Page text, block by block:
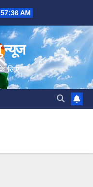
AM
लिए